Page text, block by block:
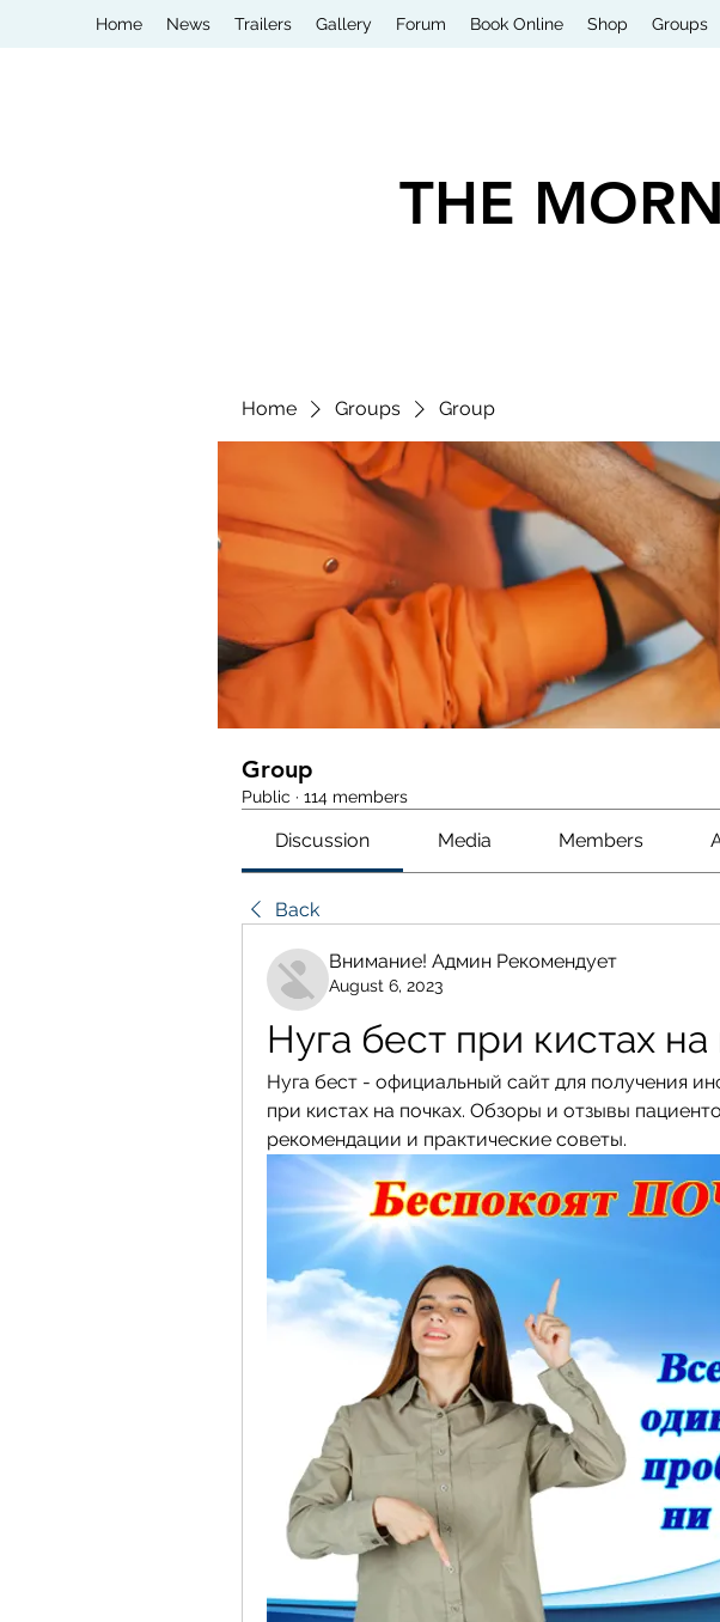
Home News Trailers Gallery Forum Book Online Shop Groups
THE
Home Groups Group
Group
Public · 114 members
Discussion Media Members
Back
Внимание! Админ Рекомендует
August 6, 2023
Нуга бест при кистах на
Нуга бест - официальный сайт для получения
при кистах на почках. Обзоры и отзывы
рекомендации и практические советы.